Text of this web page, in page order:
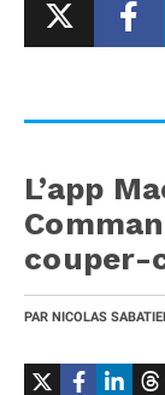
L’app
couper-
PAR NICOLAS